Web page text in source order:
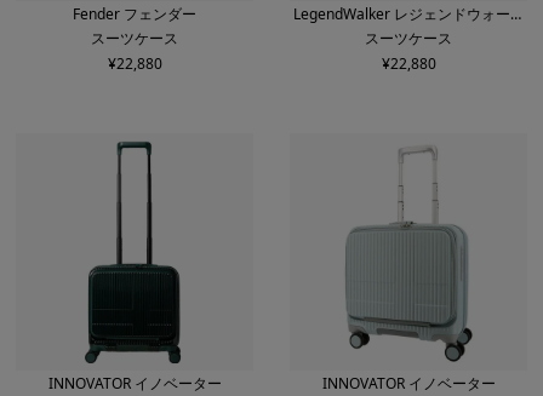
Fender フェンダー
スーツケース
¥22,880
LegendWalker レジェンドウォーカ
ー
スーツケース
¥22,880
INNOVATOR イノベーター
INNOVATOR イノベーター